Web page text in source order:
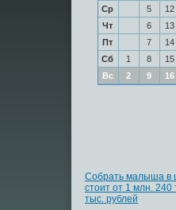
Ср
5 12
Чт
6 13
Пт
7 14
Сб
1 8 15
Вс
2 9 16
Собрать малыша в
стоит от 1 млн.
тыс. рублей